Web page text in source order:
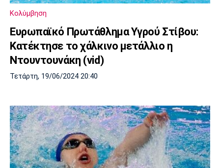
Κολύμβηση
Ευρωπαϊκό Πρωτάθλημα Υγρού Στίβου:
Κατέκτησε το χάλκινο μετάλλιο η
Ντουντουνάκη (vid)
Τετάρτη, 19/06/2024 20:40